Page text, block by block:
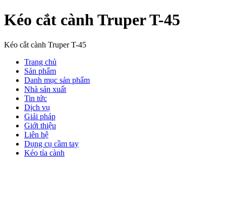
Kéo cắt cành Truper T-45
Kéo cắt cành Truper T-45
Trang chủ
Sản phẩm
Danh mục sản phẩm
Nhà sản xuất
Tin tức
Dịch vụ
Giải pháp
Giới thiệu
Liên hệ
Dụng cụ cầm tay
Kéo tỉa cành